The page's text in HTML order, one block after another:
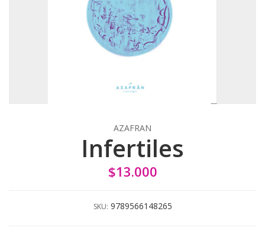
AZAFRAN
Infertiles
$13.000
SKU: 9789566148265